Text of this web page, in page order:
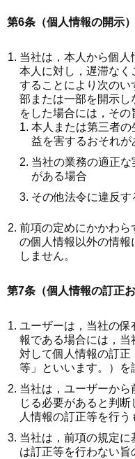
第6条（個人情報の開示）
当社は，本人から個人
本人に対し，遅滞な
することにより次のい
部または一部を開示し
をした場合には，その
本人または第三者の
益を害するおそれが
当社の業務の適正
がある場合
その他法令に違反
前項の定めにかかわ
の個人情報以外の情報
しません。
第7条（個人情報の訂正お
ユーザーは，当社の
報である場合には，当
対して個人情報の訂正
等」といいます。）を
当社は，ユーザーか
じる必要があると判
人情報の訂正等を行う
当社は，前項の規定
は訂正等を行わない旨